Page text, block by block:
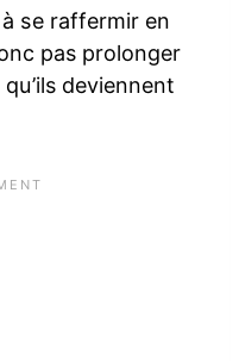
se raffermir en
pas prolonger
deviennent